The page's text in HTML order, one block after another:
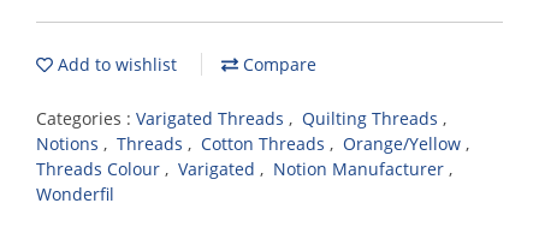
Add to wishlist Compare
Categories : Varigated Threads , Quilting Threads ,
Notions , Threads , Cotton Threads , Orange/Yellow ,
Threads Colour , Varigated , Notion Manufacturer ,
Wonderfil